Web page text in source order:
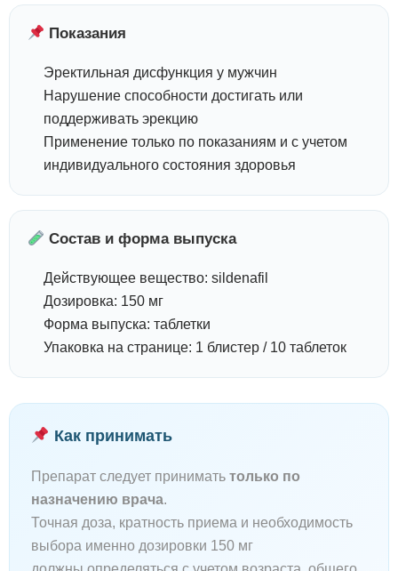
Показания
Эректильная дисфункция у мужчин
Нарушение способности достигать или
поддерживать эрекцию
Применение только по показаниям и с учетом
индивидуального состояния здоровья
Состав и форма выпуска
Действующее вещество: sildenafil
Дозировка: 150 мг
Форма выпуска: таблетки
Упаковка на странице: 1 блистер / 10 таблеток
Как принимать
Препарат следует принимать только по
назначению врача.
Точная доза, кратность приема и необходимость
выбора именно дозировки 150 мг